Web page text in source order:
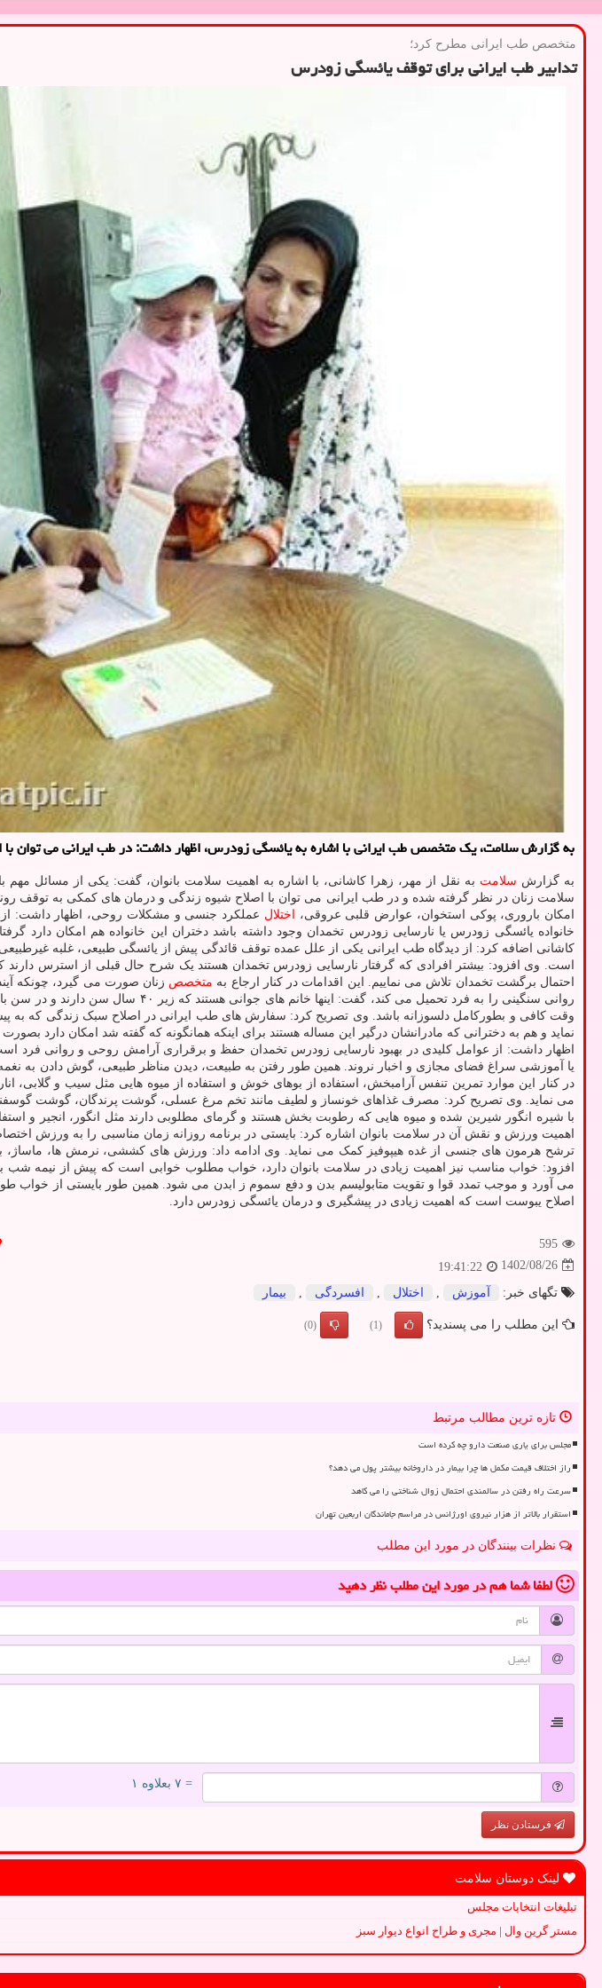
متخصص طب ایرانی مطرح كرد؛
تدابیر طب ایرانی برای توقف یائسگی زودرس
به گزارش سلامت، یک متخصص طب ایرانی با اشاره به یائسگی زودرس، اظهار داشت: در طب ایرانی می توان
به گزارش سلامت به نقل از مهر، زهرا کاشانی، با اشاره به اهمیت سلامت بانوان، گفت: یکی از مسائل
سلامت زنان در نظر گرفته شده و در طب ایرانی می توان با اصلاح شیوه زندگی و درمان های کمکی به توقف
امکان باروری، پوکی استخوان، عوارض قلبی عروقی،
اختلال عملکرد جنسی و مشکلات روحی، اظهار داشت: از
خانواده یائسگی زودرس یا نارسایی زودرس تخمدان وجود داشته باشد دختران این خانواده هم امکان
کاشانی اضافه کرد: از دیدگاه طب ایرانی یکی از علل عمده توقف قائدگی پیش از یائسگی طبیعی، غلبه
است. وی افزود: بیشتر افرادی که گرفتار نارسایی زودرس تخمدان هستند یک شرح حال قبلی از استرس دارند
احتمال برگشت تخمدان تلاش می نماییم. این اقدامات در کنار ارجاع به متخصص زنان صورت می گیرد، چونکه
روانی سنگینی را به فرد تحمیل می کند،
وقت کافی و بطورکامل دلسوزانه باشد. وی تصریح کرد: سفارش های طب ایرانی در اصلاح سبک زندگی که به
نماید و هم به دخترانی که مادرانشان درگیر این مساله هستند برای اینکه همانگونه که گفته شد امکان دارد
اظهار داشت: از عوامل کلیدی در بهبود نارسایی زودرس تخمدان حفظ و برقراری آرامش روحی و روانی فرد
یا آموزشی سراغ فضای مجازی و اخبار نروند. همین طور رفتن به طبیعت، دیدن مناظر طبیعی، گوش دادن به
در کنار این موارد تمرین تنفس آرامبخش، استفاده از بوهای خوش و استفاده از میوه هایی مثل سیب و
می نماید. وی تصریح کرد: مصرف غذاهای خونساز و لطیف مانند تخم مرغ عسلی، گوشت پرندگان، گوشت گوسفند
با شیره انگور شیرین شده و میوه هایی که رطوبت بخش هستند و گرمای مطلوبی دارند مثل انگور، انجیر و
اهمیت ورزش و نقش آن در سلامت بانوان اشاره کرد: بایستی در برنامه روزانه زمان مناسبی را به ورزش
ترشح هرمون های جنسی از غده هیپوفیز کمک می نماید. وی ادامه داد: ورزش های کششی، نرمش ها،
افزود: خواب مناسب نیز اهمیت زیادی در سلامت بانوان دارد، خواب مطلوب خوابی است که پیش از
می آورد و موجب تمدد قوا و تقویت متابولیسم بدن و دفع سموم ز ابدن می شود. همین طور بایستی از خواب
اصلاح یبوست است که اهمیت زیادی در پیشگیری و درمان یائسگی زودرس دارد.
595
1402/08/26
19:41:22
تگهای خبر:
آموزش اختلال افسردگی بیمار
این مطلب را می پسندید؟ (1)
(0)
تازه ترین مطالب مرتبط
مجلس برای یاری صنعت دارو چه کرده است
راز اختلاف قیمت مکمل ها چرا بیمار در داروخانه بیشتر پول می دهد؟
سرعت راه رفتن در سالمندی احتمال زوال شناختی را می کاهد
استقرار بالاتر از هزار نیروی اورژانس در مراسم جاماندگان اربعین تهران
نظرات بینندگان در مورد این مطلب
لطفا شما همدر مورد این مطلبنظر دهید
= ۷ بعلاوه ۱
فرستادن نظر
لینک دوستان سلامت
تبلیغات انتخابات مجلس
مستر گرین وال | مجری و طراح انواع دیوار سبز